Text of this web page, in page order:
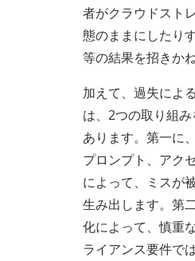
者がクラウドスト
態のままにしたり
等の結果を招きか
加えて、過失によ
は、2つの取り組
あります。第一に
プロンプト、アク
によって、ミスが
生み出します。第
化によって、慎重
ライアンス要件で